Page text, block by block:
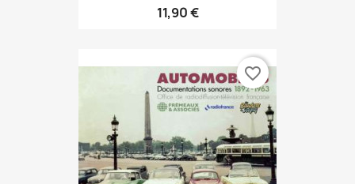
11,90 €
favorite_border